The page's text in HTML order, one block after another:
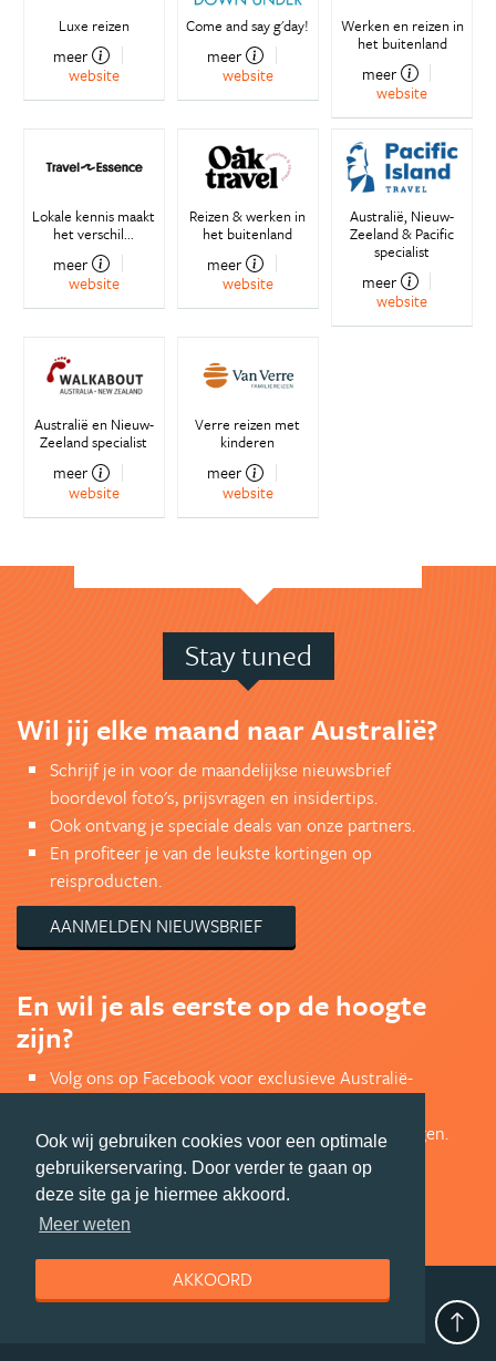
Ook wij gebruiken cookies voor een optimale
gebruikerservaring. Door verder te gaan op
deze site ga je hiermee akkoord.
Meer weten
AKKOORD
Luxe reizen
meer
website
Come and say g'day!
meer
website
Werken en reizen in
het buitenland
meer
website
Lokale kennis maakt
het verschil...
meer
website
Reizen & werken in
het buitenland
meer
website
Australië, Nieuw-
Zeeland & Pacific
specialist
meer
website
Australië en Nieuw-
Zeeland specialist
meer
website
Verre reizen met
kinderen
meer
website
Stay tuned
Wil jij elke maand naar Australië?
Schrijf je in voor de maandelijkse nieuwsbrief
boordevol foto's, prijsvragen en insidertips.
Ook ontvang je speciale deals van onze partners.
En profiteer je van de leukste kortingen op
reisproducten.
AANMELDEN NIEUWSBRIEF
En wil je als eerste op de hoogte
zijn?
Volg ons op Facebook voor exclusieve Australië-
Bekijk de mooiste foto's en doe mee met prijsvragen.
Jouw dagelijkse shot Australië-inspiratie!
VOLG ONS VIA FACEBOOK